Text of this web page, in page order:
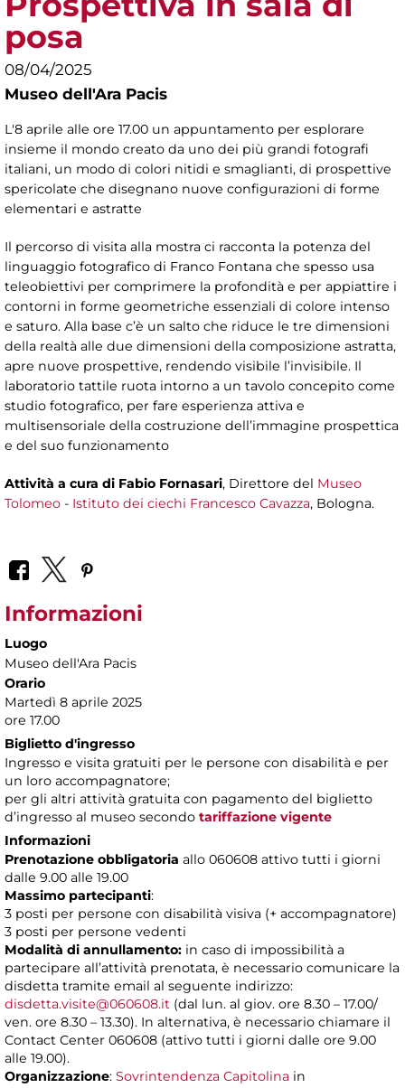
posa
08/04/2025
Museo dell'Ara Pacis
L'8 aprile alle ore 17.00 un appuntamento per esplorare
insieme il mondo creato da uno dei più grandi fotografi
italiani, un modo di colori nitidi e smaglianti, di prospettive
spericolate che disegnano nuove configurazioni di forme
elementari e astratte
Il percorso di visita alla mostra ci racconta la potenza del
linguaggio fotografico di Franco Fontana che spesso usa
teleobiettivi per comprimere la profondità e per appiattire i
contorni in forme geometriche essenziali di colore intenso
e saturo. Alla base c’è un salto che riduce le tre dimensioni
della realtà alle due dimensioni della composizione astratta,
apre nuove prospettive, rendendo visibile l’invisibile. Il
laboratorio tattile ruota intorno a un tavolo concepito come
studio fotografico, per fare esperienza attiva e
multisensoriale della costruzione dell’immagine prospettica
e del suo funzionamento
Attività a cura di Fabio Fornasari, Direttore del Museo
Tolomeo - Istituto dei ciechi Francesco Cavazza, Bologna.
Informazioni
Luogo
Museo dell'Ara Pacis
Orario
Martedì 8 aprile 2025
ore 17.00
Biglietto d'ingresso
Ingresso e visita gratuiti per le persone con disabilità e per
un loro accompagnatore;
per gli altri attività gratuita con pagamento del biglietto
d’ingresso al museo secondo tariffazione vigente
Informazioni
Prenotazione obbligatoria allo 060608 attivo tutti i giorni
dalle 9.00 alle 19.00
Massimo partecipanti:
3 posti per persone con disabilità visiva (+ accompagnatore)
3 posti per persone vedenti
Modalità di annullamento: in caso di impossibilità a
partecipare all’attività prenotata, è necessario comunicare la
disdetta tramite email al seguente indirizzo:
disdetta.visite@060608.it (dal lun. al giov. ore 8.30 – 17.00/
ven. ore 8.30 – 13.30). In alternativa, è necessario chiamare il
Contact Center 060608 (attivo tutti i giorni dalle ore 9.00
alle 19.00).
Organizzazione: Sovrintendenza Capitolina in